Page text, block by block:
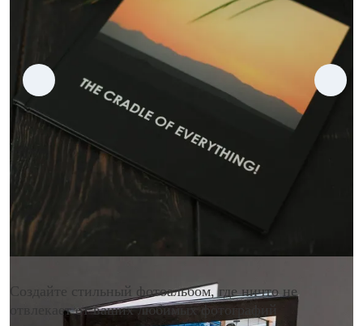
Создайте стильный фотоальбом, где ничто не
отвлекает от ваших любимых фотографий